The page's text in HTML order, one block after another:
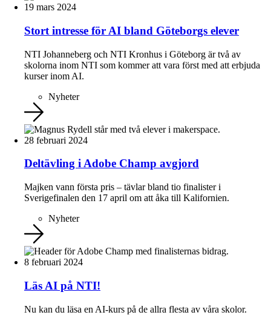
19 mars 2024
Stort intresse för AI bland Göteborgs elever
NTI Johanneberg och NTI Kronhus i Göteborg är två av
skolorna inom NTI som kommer att vara först med att erbjuda
kurser inom AI.
Nyheter
28 februari 2024
Deltävling i Adobe Champ avgjord
Majken vann första pris – tävlar bland tio finalister i
Sverigefinalen den 17 april om att åka till Kalifornien.
Nyheter
8 februari 2024
Läs AI på NTI!
Nu kan du läsa en AI-kurs på de allra flesta av våra skolor.